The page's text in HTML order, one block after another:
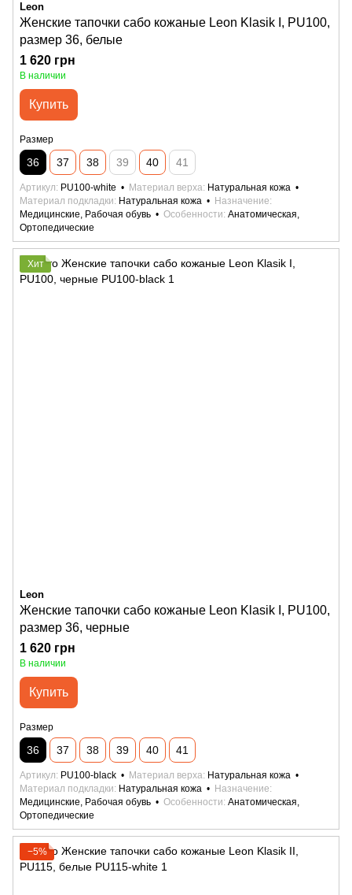
Leon
Женские тапочки сабо кожаные Leon Klasik I, PU100,
размер 36, белые
1 620 грн
В наличии
Купить
Размер
36 37 38 39 40 41
Артикул PU100-white Материал верха Натуральная кожа
Материал подкладки
Натуральная кожа
Назначение
Медицинские, Рабочая обувь
Особенности Анатомическая,
Ортопедические
Хит
Leon
Женские тапочки сабо кожаные Leon Klasik I, PU100,
размер 36, черные
1 620 грн
В наличии
Купить
Размер
36 37 38 39 40 41
Артикул PU100-black Материал верха Натуральная кожа
Материал подкладки
Натуральная кожа
Назначение
Медицинские, Рабочая обувь
Особенности Анатомическая,
Ортопедические
−5%